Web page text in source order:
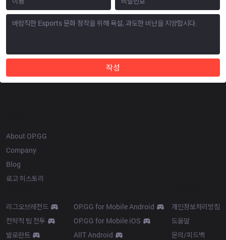
작성
About OP.GG
Company
Blog
로고 히스토리
리그오브레전드
전략적 팀 전투
발로란트
OP.GG for Mobile Android
OP.GG for Mobile iOS
AllT Android
개인정보처리방침
도움말
문의/피드백